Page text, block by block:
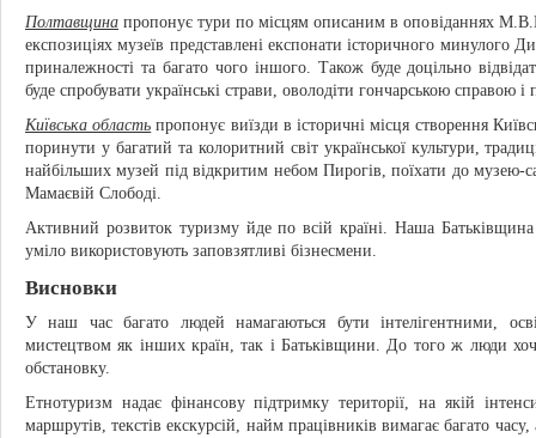
Полтавщина пропонує тури по місцям описаним в оповіданнях
експозиціях музеїв представлені експонати історичного минулого
приналежності та багато чого іншого. Також буде доцільно
буде спробувати українські страви, оволодіти гончарською справою
Київська область пропонує виїзди в історичні місця створення
поринути у багатий та колоритний світ української культури,
найбільших музей під відкритим небом Пирогів, поїхати до музею-
Мамаєвій Слободі.
Активний розвиток туризму йде по всій країні. Наша
уміло використовують заповзятливі бізнесмени.
Висновки
У наш час багато людей намагаються бути інтелігентними,
мистецтвом як інших країн, так і Батьківщини. До того ж люди
обстановку.
Етнотуризм надає фінансову підтримку території, на якій
маршрутів, текстів екскурсій, найм працівників вимагає багато